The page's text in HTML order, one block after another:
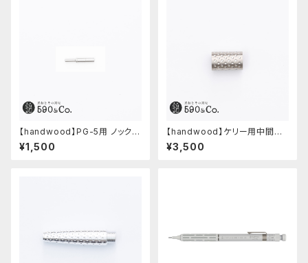
【handwood】PG-5用 ノックボ
タン (超々ジュラルミン)
¥1,500
【handwood】ケリー用中間パ
ーツ/カスタムグリップ (ディンプ
ル/ステンレス)
¥3,500